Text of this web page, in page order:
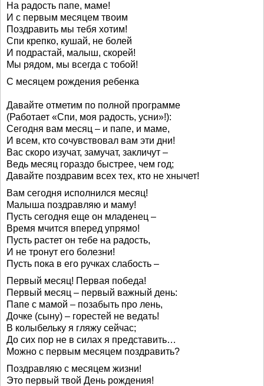
На радость папе, маме!
И с первым месяцем твоим
Поздравить мы тебя хотим!
Спи крепко, кушай, не болей
И подрастай, малыш, скорей!
Мы рядом, мы всегда с тобой!
С месяцем рождения ребенка
Давайте отметим по полной программе
(Работает «Спи, моя радость, усни»!):
Сегодня вам месяц – и папе, и маме,
И всем, кто сочувствовал вам эти дни!
Вас скоро изучат, замучат, закличут –
Ведь месяц гораздо быстрее, чем год;
Давайте поздравим всех тех, кто не хнычет!
Вам сегодня исполнился месяц!
Малыша поздравляю и маму!
Пусть сегодня еще он младенец –
Время мчится вперед упрямо!
Пусть растет он тебе на радость,
И не тронут его болезни!
Пусть пока в его ручках слабость –
Первый месяц! Первая победа!
Первый месяц – первый важный день:
Папе с мамой – позабыть про лень,
Дочке (сыну) – горестей не ведать!
В колыбельку я гляжу сейчас;
До сих пор не в силах я представить…
Можно с первым месяцем поздравить?
Поздравляю с месяцем жизни!
Это первый твой День рождения!